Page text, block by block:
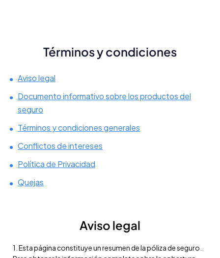
Términos y condiciones
Aviso legal
Documento informativo sobre los productos del
seguro
Términos y condiciones generales
Conflictos de intereses
Política de Privacidad
Quejas
Aviso legal
1. Esta página constituye un resumen de la póliza de seguro.